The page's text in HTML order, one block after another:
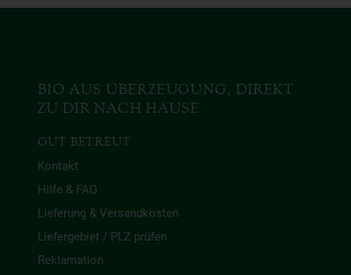
BIO AUS ÜBERZEUGUNG, DIREKT
ZU DIR NACH HAUSE
GUT BETREUT
Kontakt
Hilfe & FAQ
Lieferung & Versandkosten
Liefergebiet / PLZ prüfen
Reklamation